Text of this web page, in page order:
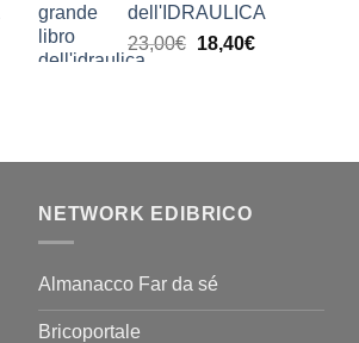
da
9,99€
dell'IDRAULICA
23,00€ Il
18,40€Il
NETWORK EDIBRICO
Almanacco Far da sé
Bricoportale